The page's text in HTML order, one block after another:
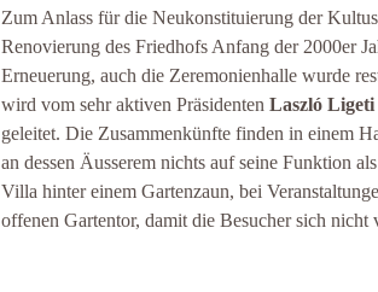
Zum Anlass für die Neukonstituierung der
Renovierung des Friedhofs Anfang der 2000er
Erneuerung, auch die Zeremonienhalle wurde
wird vom sehr aktiven Präsidenten Laszló Ligeti
geleitet. Die Zusammenkünfte finden in einem
an dessen Äusserem nichts auf seine Funktion
Villa hinter einem Gartenzaun, bei
offenen Gartentor, damit die Besucher sich nicht